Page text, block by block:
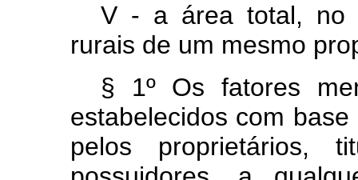
V - a área total, no
rurais de um mesmo
§ 1º Os fatores
estabelecidos com
pelos proprietários,